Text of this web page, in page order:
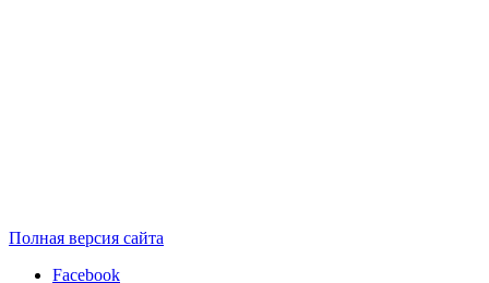
Полная версия сайта
Facebook